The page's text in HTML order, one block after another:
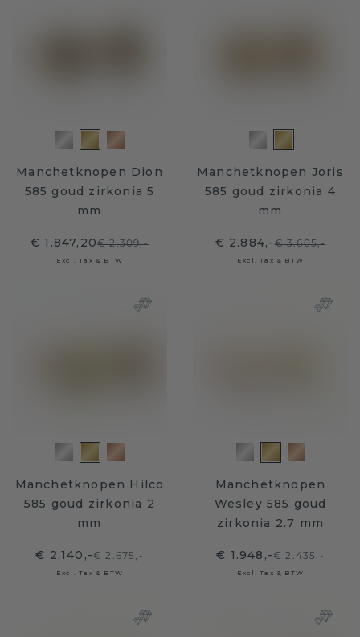
Manchetknopen Dion
585 goud zirkonia 5
mm
€ 1.847,20€ 2.309,-
Excl. Tax & BTW
Manchetknopen Joris
585 goud zirkonia 4
mm
€ 2.884,-€ 3.605,-
Excl. Tax & BTW
Manchetknopen Hilco
585 goud zirkonia 2
mm
€ 2.140,-€ 2.675,-
Excl. Tax & BTW
Manchetknopen
Wesley 585 goud
zirkonia 2.7 mm
€ 1.948,-€ 2.435,-
Excl. Tax & BTW